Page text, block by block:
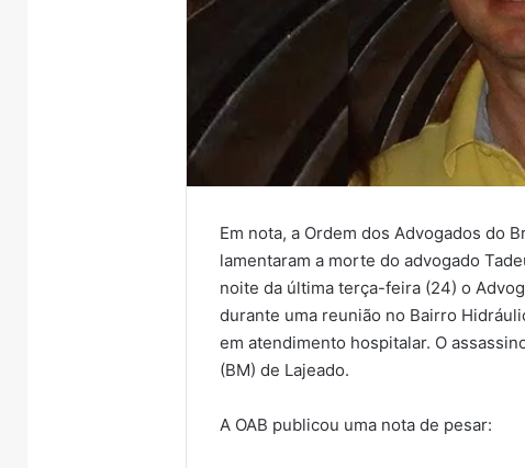
Em nota, a Ordem dos Advogados do
lamentaram a morte do advogado
noite da última terça-feira (24) o
durante uma reunião no Bairro
em atendimento hospitalar. O
(BM) de Lajeado.
A OAB publicou uma nota de pesar: